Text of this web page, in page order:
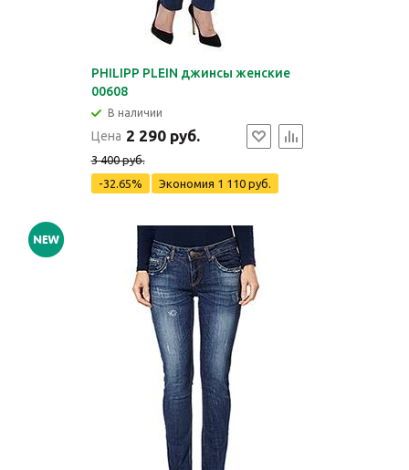
PHILIPP PLEIN джинсы женские
00608
В наличии
Цена 2 290 руб.
3 400 руб.
-32.65%
Экономия 1 110 руб.